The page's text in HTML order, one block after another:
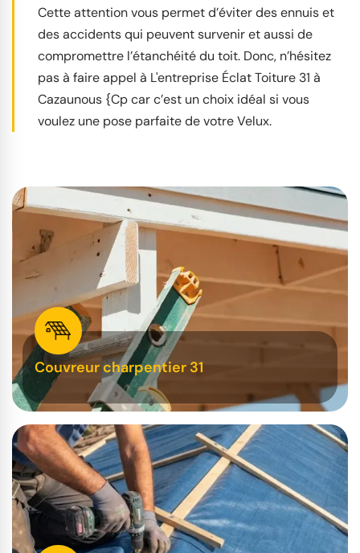
Cette attention vous permet d’éviter des ennuis et
des accidents qui peuvent survenir et aussi de
compromettre l’étanchéité du toit. Donc, n’hésitez
pas à faire appel à L'entreprise Éclat Toiture 31 à
Cazaunous {Cp car c’est un choix idéal si vous
voulez une pose parfaite de votre Velux.
Couvreur charpentier 31